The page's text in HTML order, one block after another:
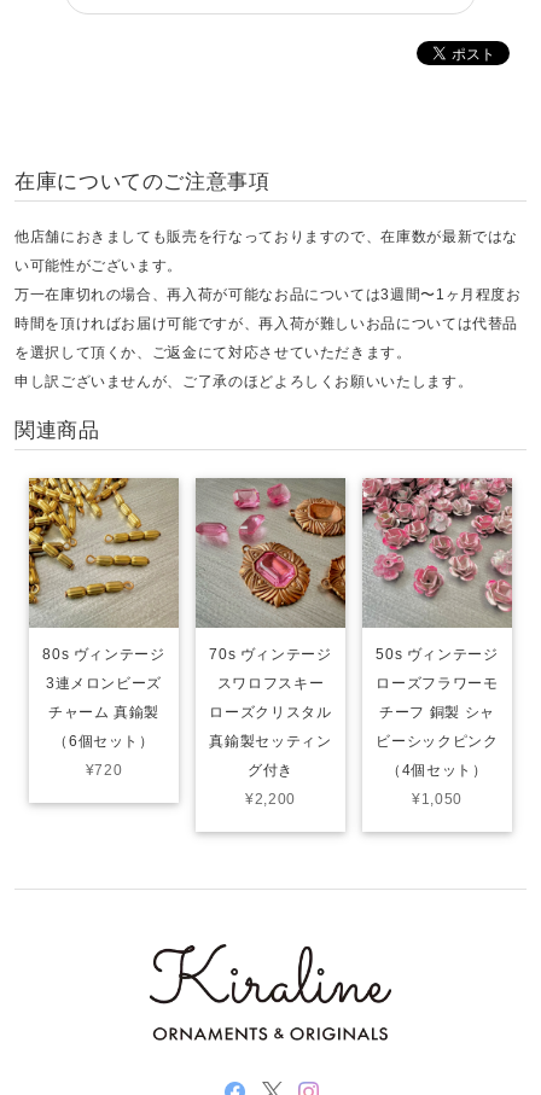
在庫についてのご注意事項
他店舗におきましても販売を行なっておりますので、在庫数が最新ではな
い可能性がございます。
万一在庫切れの場合、再入荷が可能なお品については3週間〜1ヶ月程度お
時間を頂ければお届け可能ですが、再入荷が難しいお品については代替品
を選択して頂くか、ご返金にて対応させていただきます。
申し訳ございませんが、ご了承のほどよろしくお願いいたします。
関連商品
80s ヴィンテージ
3連メロンビーズ
チャーム 真鍮製
（6個セット）
¥720
70s ヴィンテージ
スワロフスキー
ローズクリスタル
真鍮製セッティン
グ付き
¥2,200
50s ヴィンテージ
ローズフラワーモ
チーフ 銅製 シャ
ビーシックピンク
（4個セット）
¥1,050